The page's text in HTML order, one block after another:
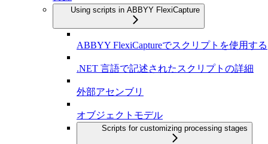
Using scripts in ABBYY FlexiCapture
ABBYY FlexiCaptureでスクリプトを使用する
.NET 言語で記述されたスクリプトの詳細
外部アセンブリ
オブジェクトモデル
Scripts for customizing processing stages